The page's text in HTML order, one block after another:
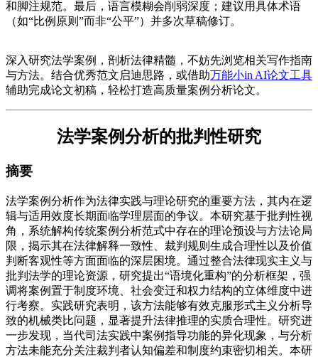
和脚注规范。最后，语言模糊会削弱深度；建议用具体术语
（如“比例原则”而非“公平”）并多次草稿修订。
深入研究法学案例，剖析法律精髓，不妨先浏览相关写作指南
与方法。结合优秀范文启迪思路，或借助万能小in AI论文工具
辅助完成论文初稿，轻松打造高质量案例分析论文。
法学案例分析的批判性研究
摘要
法学案例分析作为法律实践与理论研究的重要方法，其内在逻
辑与适用效度长期面临学理层面的争议。本研究基于批判性视
角，系统解构传统案例分析范式中存在的理论预设与方法论局
限，揭示其在法律解释一致性、裁判规则生成合理性以及价值
判断客观性等方面面临的深层困境。通过整合法律现实主义与
批判法学的理论资源，研究提出“语境化重构”的分析框架，强
调将案例置于制度环境、社会变迁和权力结构的立体维度中进
行考察。实践研究表明，该方法能够有效克服形式主义分析导
致的机械类比问题，显著提升法律推理的实质合理性。研究进
一步发现，当代司法实践中案例指导功能的异化现象，与分析
方法未能充分关注裁判者认知偏差和制度约束密切相关。本研